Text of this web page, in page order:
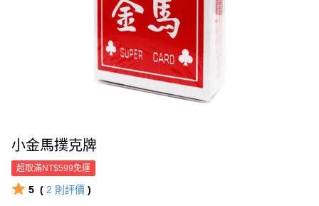
小金馬撲克牌
超取滿NT$599免運
5 ( 2 則評價 )